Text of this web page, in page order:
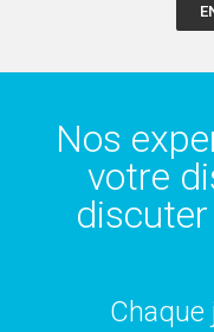
Nos
votre
Chaque